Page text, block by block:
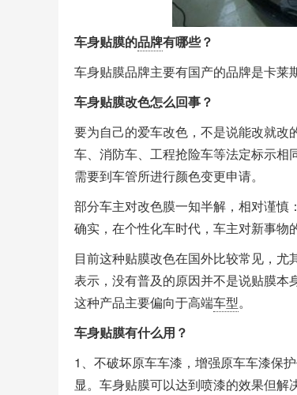
车身贴膜的品牌有哪些？
车身贴膜品牌主要有国产的品牌是卡莱
车身贴膜改色怎么回事？
要为自己的爱车改色，不是说能改就
车、消防车、工程抢险车等法定标示
需要到车管所进行颜色变更申请。
部分车主对改色膜一知半解，相对谨慎
确实，在个性化车时代，车主对新事物
目前这种贴膜改色在国外比较常见，
表示，没有普及的原因并不是说贴膜
这种产品主要偏向于高端车型。
车身贴膜有什么用？
1、不破坏原车车漆，增强原车车漆保
显。车身贴膜可以达到喷漆的效果但